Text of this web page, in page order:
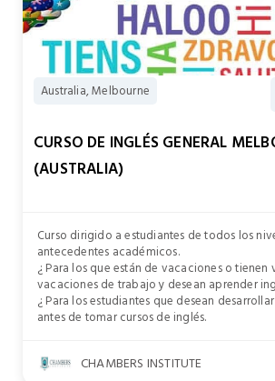
Australia, Melbourne
CURSO DE INGLÉS GENERAL
(AUSTRALIA)
Curso dirigido a estudiantes de todos los
antecedentes académicos.
¿ Para los que están de vacaciones o tienen
vacaciones de trabajo y desean aprender
¿ Para los estudiantes que desean
antes de tomar cursos de inglés.
CHAMBERS INSTITUTE